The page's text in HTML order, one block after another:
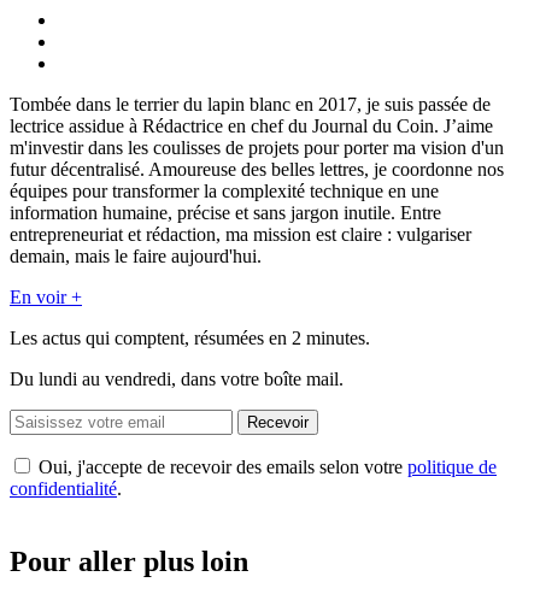
Tombée dans le terrier du lapin blanc en 2017, je suis passée de
lectrice assidue à Rédactrice en chef du Journal du Coin. J’aime
m'investir dans les coulisses de projets pour porter ma vision d'un
futur décentralisé. Amoureuse des belles lettres, je coordonne nos
équipes pour transformer la complexité technique en une
information humaine, précise et sans jargon inutile. Entre
entrepreneuriat et rédaction, ma mission est claire : vulgariser
demain, mais le faire aujourd'hui.
En voir +
Les actus qui comptent, résumées en 2 minutes.
Du lundi au vendredi, dans votre boîte mail.
Recevoir
Oui, j'accepte de recevoir des emails selon votre politique de
confidentialité.
Pour aller plus loin